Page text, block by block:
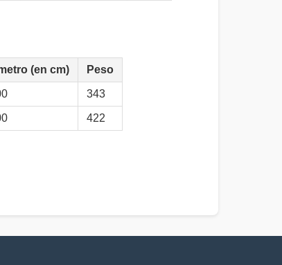
(en cm) Peso
343
422